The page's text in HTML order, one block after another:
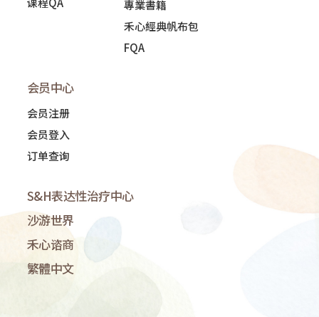
專業書籍
禾心經典帆布包
FQA
会员中心
会员注册
会员登入
订单查询
S&H表达性治疗中心
沙游世界
禾心谘商
繁體中文